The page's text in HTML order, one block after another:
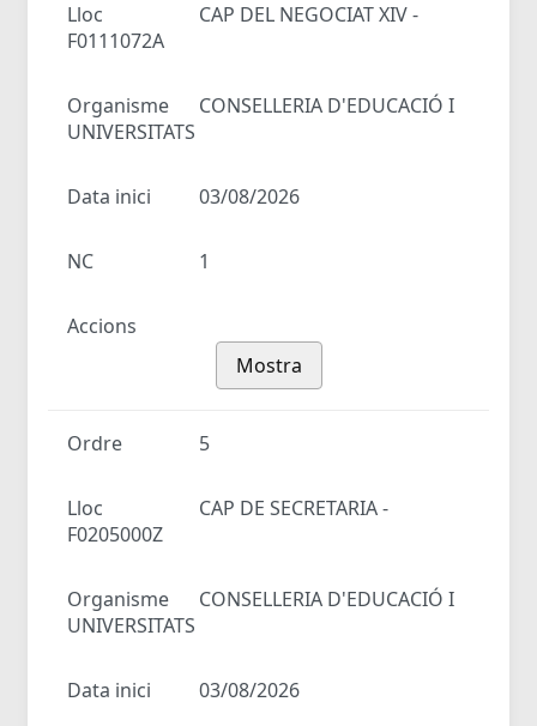
Lloc
CAP DEL NEGOCIAT XIV -
F0111072A
Organisme
CONSELLERIA D'EDUCACIÓ I
UNIVERSITATS
Data inici 03/08/2026
NC 1
Accions
Mostra
Ordre 5
Lloc
CAP DE SECRETARIA -
F0205000Z
Organisme
CONSELLERIA D'EDUCACIÓ I
UNIVERSITATS
Data inici 03/08/2026